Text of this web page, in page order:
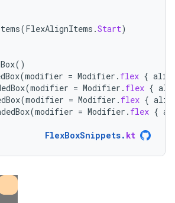
(FlexAlignItems .Start)
()
(modifier = Modifier . flex {
(modifier = Modifier . flex {
(modifier = Modifier . flex {
(modifier = Modifier . flex {
FlexBoxSnippets. kt